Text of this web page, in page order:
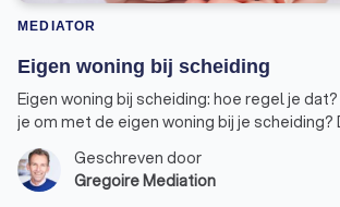
MEDIATOR
Eigen woning bij scheiding
Eigen woning bij scheiding: hoe regel je
je om met de eigen woning bij je scheiding?
een lastige. Je hebt te maken met de
eigenwoningregeling, en die is bij scheiding
ingewikkeld om toe te passen.
Geschreven door
Gregoire Mediation